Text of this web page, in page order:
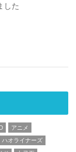
した
アニメ
ハオライナーズ